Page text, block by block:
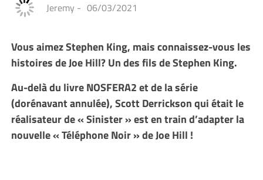
Jeremy - 06/03/2021
Vous aimez Stephen King, mais connaissez-vous les
histoires de Joe Hill? Un des fils de Stephen King.
Au-delà du livre NOSFERA2 et de la série
(dorénavant annulée), Scott Derrickson qui était le
réalisateur de « Sinister » est en train d’adapter la
nouvelle « Téléphone Noir » de Joe Hill !